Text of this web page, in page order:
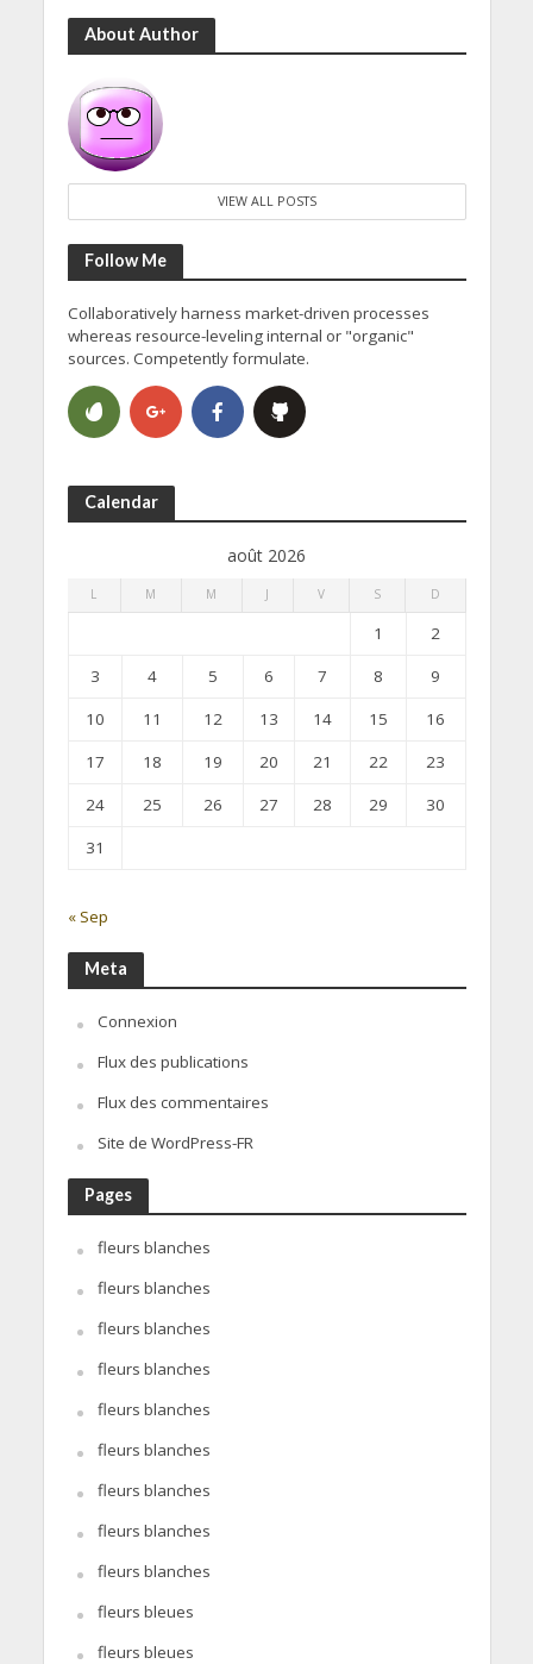
About Author
VIEW ALL POSTS
Follow Me
Collaboratively harness market-driven processes
whereas resource-leveling internal or "organic"
sources. Competently formulate.
Calendar
août 2026
L M M J V S D
1
2
3
4 5 6 7 8
9
10
11 12 13 14 15
16
17
18 19 20 21 22
23
24
25 26 27 28 29
30
31
« Sep
Meta
Connexion
Flux des publications
Flux des commentaires
Site de WordPress-FR
Pages
fleurs blanches
fleurs blanches
fleurs blanches
fleurs blanches
fleurs blanches
fleurs blanches
fleurs blanches
fleurs blanches
fleurs blanches
fleurs bleues
fleurs bleues